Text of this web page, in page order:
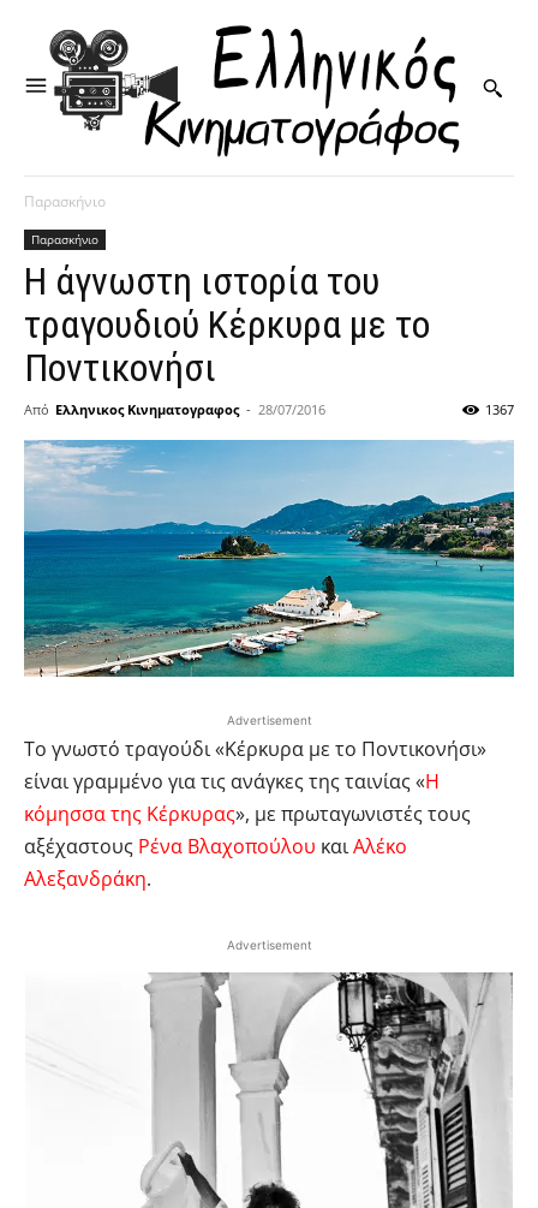
Παρασκήνιο
Παρασκήνιο
Η άγνωστη ιστορία του
τραγουδιού Κέρκυρα με το
Ποντικονήσι
Από Ελληνικος Κινηματογραφος - 28/07/2016 1367
Advertisement
Το γνωστό τραγούδι «Κέρκυρα με το Ποντικονήσι»
είναι γραμμένο για τις ανάγκες της ταινίας «Η
κόμησσα της Κέρκυρας», με πρωταγωνιστές τους
αξέχαστους Ρένα Βλαχοπούλου καιΑλέκο
Αλεξανδράκη.
Advertisement